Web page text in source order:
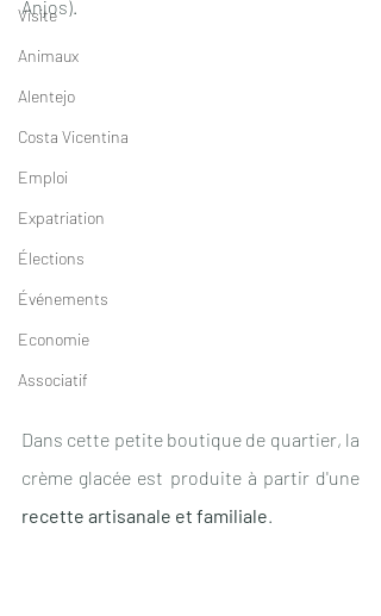
Visite
Animaux
Alentejo
Costa Vicentina
Emploi
Expatriation
Élections
Événements
Economie
Associatif
Anjos).
Dans cette petite boutique de quartier, la
recette artisanale et familiale.